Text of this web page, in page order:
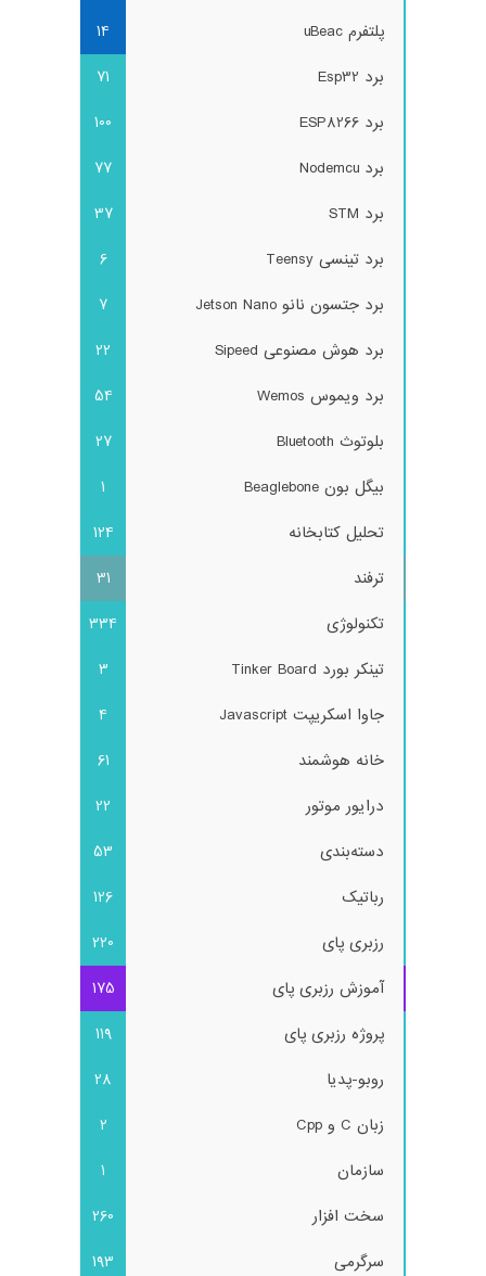
پلتفرم uBeac
14
برد Esp32
71
برد ESP8266
100
برد Nodemcu
77
برد STM
37
برد تینسی Teensy
6
برد جتسون نانو Jetson Nano
7
برد هوش مصنوعی Sipeed
22
برد ویموس Wemos
54
بلوتوث Bluetooth
27
بیگل بون Beaglebone
1
تحلیل کتابخانه
124
ترفند
31
تکنولوژی
334
تینکر بورد Tinker Board
3
جاوا اسکریپت Javascript
4
خانه هوشمند
61
درایور موتور
22
دسته‌بندی
53
رباتیک
126
رزبری پای
220
آموزش رزبری پای
175
پروژه رزبری پای
119
روبو-پدیا
28
زبان C و Cpp
2
سازمان
1
سخت افزار
260
سرگرمی
193